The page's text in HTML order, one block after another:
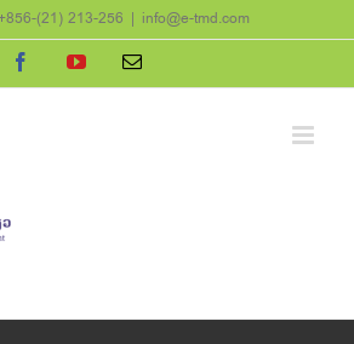
(21) 213-256 | info@e-tmd.com
FacebookYouTubeEmail